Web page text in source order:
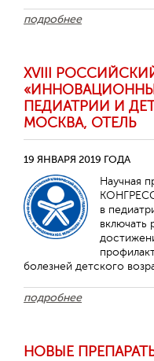
подробнее
XVIII
ПЕДИАТРИИ И
МОСКВА, ОТЕЛЬ
19 ЯНВАРЯ 2019 ГОДА
Научная
в
включать
болезней детского
подробнее
НОВЫЕ